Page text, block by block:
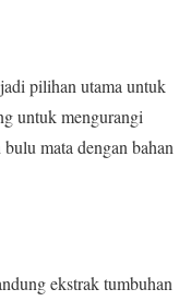
pilihan utama untuk
untuk mengurangi
mata dengan bahan
ekstrak tumbuhan